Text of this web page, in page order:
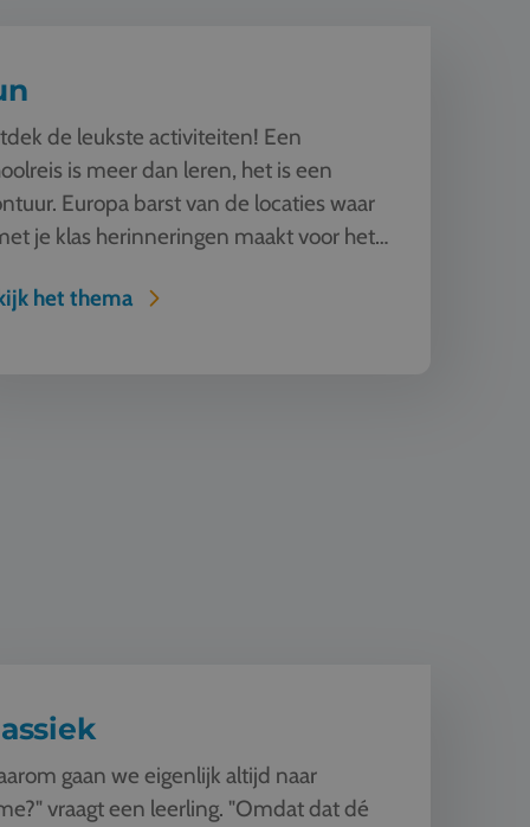
de leukste activiteiten! Een
is meer dan leren, het is een
Europa barst van de locaties waar
je klas herinneringen maakt voor het
het thema
gaan we eigenlijk altijd naar
vraagt een leerling. "Omdat dat dé